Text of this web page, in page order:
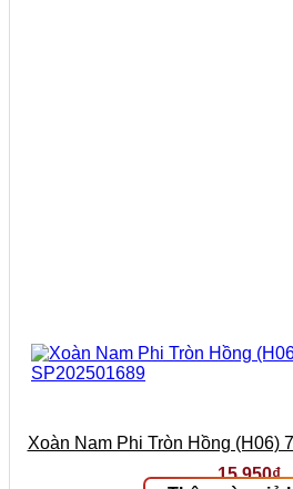
Xoàn Nam Phi Tròn Hồng (H06)
15.950₫